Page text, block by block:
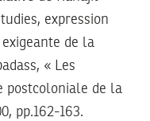
expression
de la
« Les
postcoloniale de la
pp.162-163.